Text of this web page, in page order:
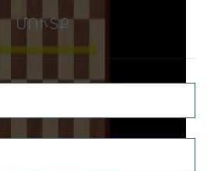
ՄՈՒՏՔ